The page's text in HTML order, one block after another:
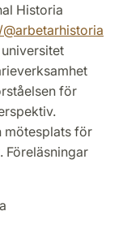
Historia
för
mötesplats för
Föreläsningar